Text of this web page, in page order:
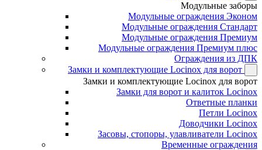
Модульные заборы
Модульные ограждения Эконом
Модульные ограждения Стандарт
Модульные ограждения Премиум
Модульные ограждения Премиум плюс
Ограждения из ДПК
Замки и комплектующие Locinox для ворот
Замки и комплектующие Locinox для ворот
Замки для ворот и калиток Locinox
Ответные планки
Петли Locinox
Доводчики Locinox
Засовы, стопоры, улавливатели Locinox
Временные ограждения